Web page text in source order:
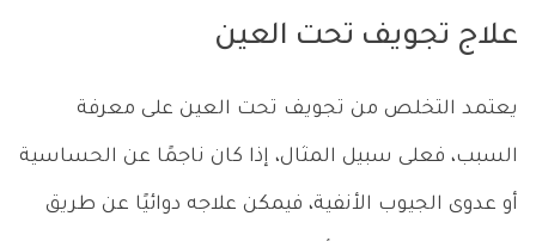
علاج تجويف تحت العين
يعتمد التخلص من تجويف تحت العين على معرفة
السبب، فعلى سبيل المثال، إذا كان ناجمًا عن الحساسية
أو عدوى الجيوب الأنفية، فيمكن علاجه دوائيًا عن طريق